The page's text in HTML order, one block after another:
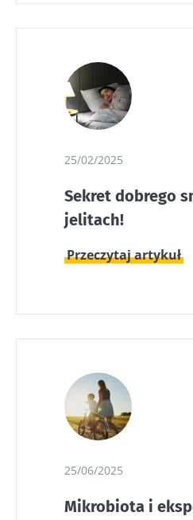
25/02/2025
Sekret dobrego
jelitach!
Przeczytaj artykuł
25/06/2025
Mikrobiota i
popularności
więcej